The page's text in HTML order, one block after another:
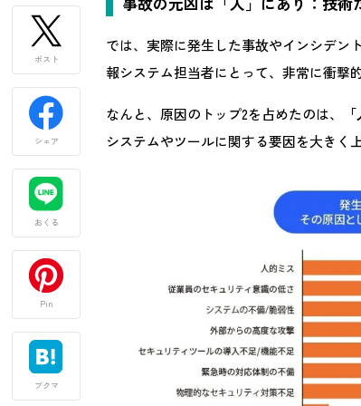
では、実際に発生した事故やインシデン
報システム担当者にとって、非常に衝撃
なんと、原因のトップ2を占めたのは、
システムやツールに関する要因を大きく
ポスト
シェア
おくる
Pin
ブクマ